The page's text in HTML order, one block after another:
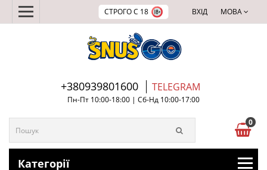
СТРОГО С 18 МОВА
ВХІД
+380939801600 TELEGRAM
Пн-Пт 10:00-18:00 | Сб-Нд 10:00-17:00
0
Категорії